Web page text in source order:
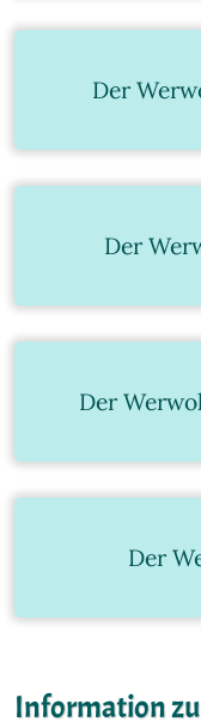
Der
Der
Der
Der
Information